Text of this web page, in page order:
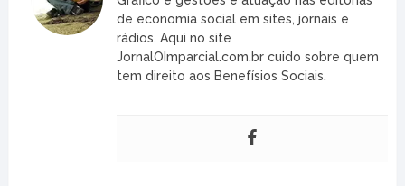
de economia social em sites, jornais e
rádios. Aqui no site
JornalOImparcial.com.br cuido sobre quem
tem direito aos Benefísios Sociais.